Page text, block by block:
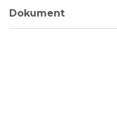
Dokument